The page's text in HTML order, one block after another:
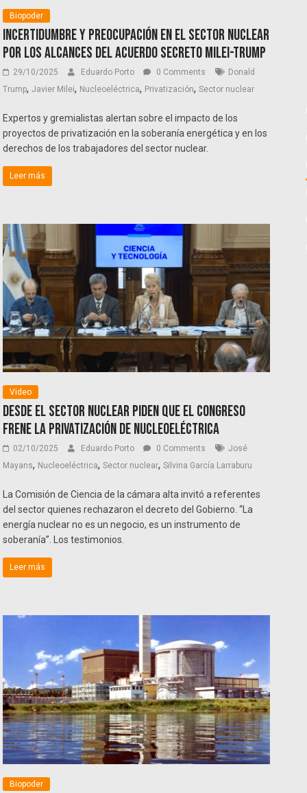
Biopoder
Incertidumbre y preocupación en el sector nuclear
por los alcances del acuerdo secreto Milei-Trump
29/10/2025 Eduardo Porto 0 Comments
Donald
Trump,Javier Milei, Nucleoeléctrica, Privatización,Sector nuclear
Expertos y gremialistas alertan sobre el impacto de los
proyectos de privatización en la soberanía energética y en los
derechos de los trabajadores del sector nuclear.
Leer más
Video
Desde el sector nuclear piden que el Congreso
frene la privatización de Nucleoeléctrica
02/10/2025 Eduardo Porto 0 Comments
José
Mayans, Nucleoeléctrica,Sector nuclear,Silvina García Larraburu
La Comisión de Ciencia de la cámara alta invitó a referentes
del sector quienes rechazaron el decreto del Gobierno. “La
energía nuclear no es un negocio, es un instrumento de
soberanía”. Los testimonios.
Leer más
Biopoder